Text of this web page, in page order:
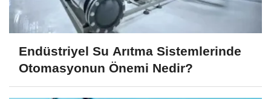
Endüstriyel Su Arıtma Sistemlerinde
Otomasyonun Önemi Nedir?